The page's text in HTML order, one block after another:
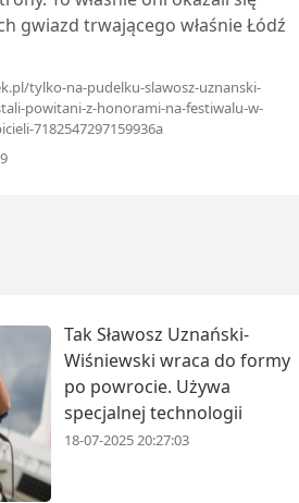
gwiazd trwającego właśnie Łódź
tylko-na-pudelku-slawosz-uznanski-
powitani-z-honorami-na-festiwalu-w-
7182547297159936a
Tak Sławosz Uznański-
Wiśniewski wraca do formy
po powrocie. Używa
specjalnej technologii
18-07-2025 20:27:03